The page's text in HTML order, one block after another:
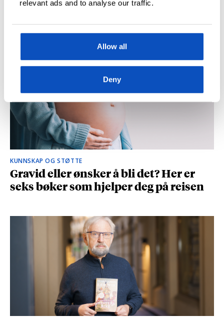
relevant ads and to analyse our traffic.
Allow all
Deny
og spionasje ble helt uinteressant i
KUNNSKAP OG STØTTE
Gravid eller ønsker å bli det? Her er
seks bøker som hjelper deg på reisen